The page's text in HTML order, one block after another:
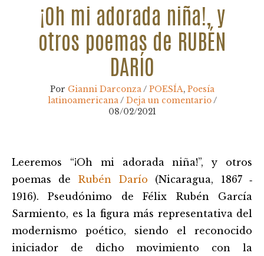
¡Oh mi adorada niña!, y
otros poemas de RUBÉN
DARÍO
Por Gianni Darconza/ POESÍA, Poesía
latinoamericana/ Deja un comentario /
08/02/2021
Leeremos “¡Oh mi adorada niña!”, y otros
poemas de Rubén Darío (Nicaragua, 1867 ‑
1916). Pseudónimo de Félix Rubén García
Sarmiento, es la figura más representativa del
modernismo poético, siendo el reconocido
iniciador de dicho movimiento con la
de
entradas